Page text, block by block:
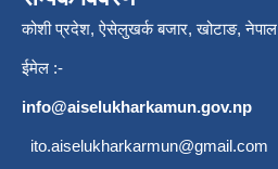
कोशी प्रदेश, ऐसेलुखर्क बजार, खोटाङ, नेपाल
ईमेल :-
info@aiselukharkamun.gov.np
ito.aiselukharkarmun@gmail.com